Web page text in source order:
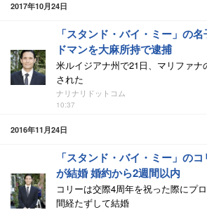
2017年10月24日
「スタンド・バイ・ミー」の
ドマンを大麻所持で逮捕
米ルイジアナ州で21日、マリファ
された
ナリナリドットコム
10:37
2016年11月24日
「スタンド・バイ・ミー」の
が結婚 婚約から2週間以内
コリーは交際4周年を祝った際にプ
間経たずして結婚